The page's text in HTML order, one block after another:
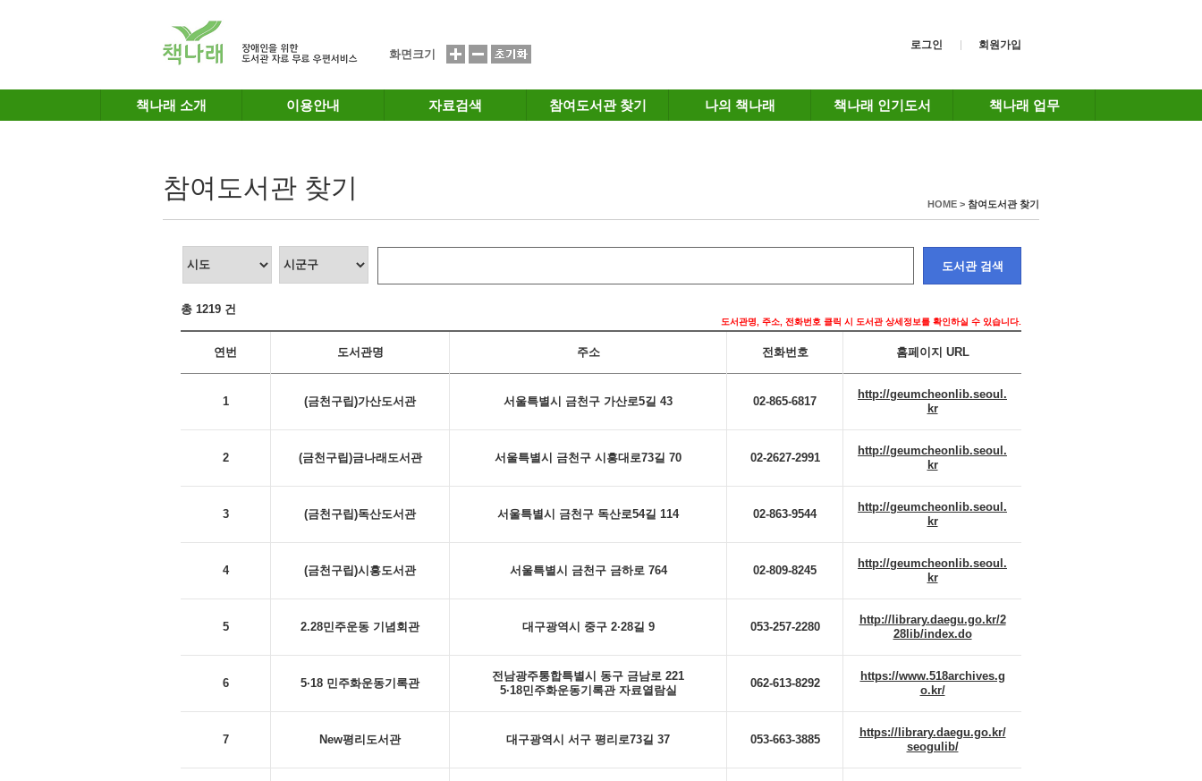
화면크기
로그인 회원가입
책나래 소개 이용안내 자료검색 참여도서관 찾기 나의 책나래 책나래 인기도서 책나래 업무
참여도서관 찾기
HOME > 참여도서관 찾기
도서관 검색
총 1219 건
도서관명, 주소, 전화번호 클릭 시 도서관 상세정보를 확인하실 수 있습니다.
연번 도서관명 주소 전화번호 홈페이지 URL
1 (금천구립)가산도서관 서울특별시 금천구 가산로5길 43 02-865-6817
http://geumcheonlib.seoul.
kr
2 (금천구립)금나래도서관 서울특별시 금천구 시흥대로73길 70 02-2627-2991
http://geumcheonlib.seoul.
kr
3 (금천구립)독산도서관 서울특별시 금천구 독산로54길 114 02-863-9544
http://geumcheonlib.seoul.
kr
4 (금천구립)시흥도서관 서울특별시 금천구 금하로 764 02-809-8245
http://geumcheonlib.seoul.
kr
5 2.28민주운동 기념회관 대구광역시 중구 2·28길 9 053-257-2280
http://library.daegu.go.kr/2
28lib/index.do
6 5·18 민주화운동기록관
전남광주통합특별시 동구 금남로 221
5·18민주화운동기록관 자료열람실
062-613-8292
https://www.518archives.g
o.kr/
7 New평리도서관 대구광역시 서구 평리로73길 37 053-663-3885
https://library.daegu.go.kr/
seogulib/